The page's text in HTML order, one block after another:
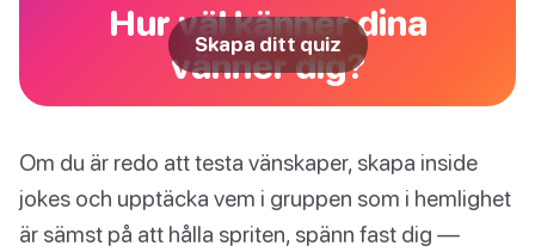
Hur väl känner dina
vänner dig?
Skapa ditt quiz
Om du är redo att testa vänskaper, skapa inside
jokes och upptäcka vem i gruppen som i hemlighet
är sämst på att hålla spriten, spänn fast dig —